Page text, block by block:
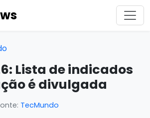
Lista de indicados
é divulgada
TecMundo